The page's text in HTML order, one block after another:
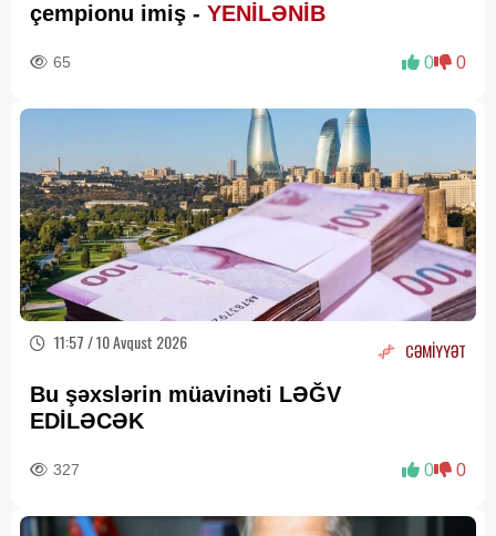
çempionu imiş - YENİLƏNİB
65 0 0
11:57 / 10 Avqust 2026 CƏMİYYƏT
Bu şəxslərin müavinəti LƏĞV
EDİLƏCƏK
327 0 0